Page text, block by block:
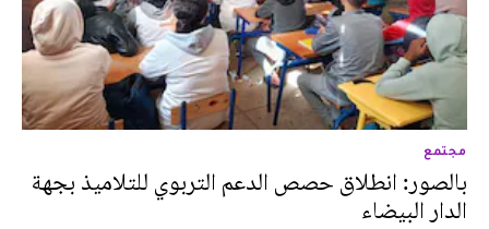
مجتمع
بالصور: انطلاق حصص الدعم التربوي للتلاميذ بجهة
الدار البيضاء